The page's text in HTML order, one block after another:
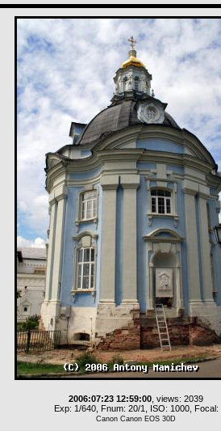
2006:07:23 12:59:00 , views: 2039
Exp: 1/640, Fnum: 20/1, ISO: 1000, Focal:
Canon Canon EOS 30D